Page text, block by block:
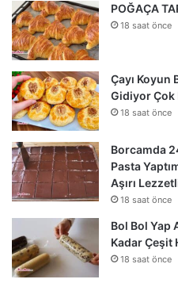
POĞAÇA
18 saat önce
Çayı Koyun
Gidiyor Çok
18 saat önce
Borcamda
Pasta
Aşırı
18 saat önce
Bol Bol Yap
Kadar Çeşit
18 saat önce